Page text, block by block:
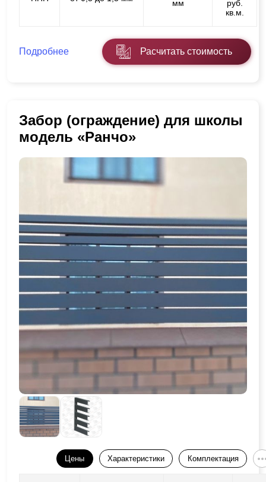
мм
руб.
кв.м.
Подробнее Расчитать стоимость
Забор (ограждение) для школы
модель «Ранчо»
Цены Характеристики Комплектация